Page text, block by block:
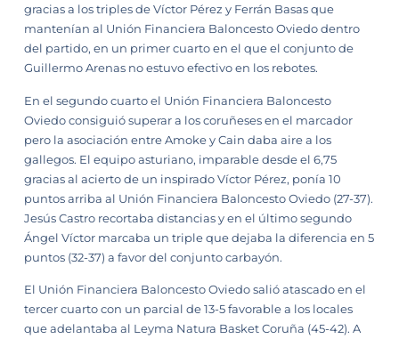
gracias a los triples de Víctor Pérez y Ferrán Basas que
mantenían al Unión Financiera Baloncesto Oviedo dentro
del partido, en un primer cuarto en el que el conjunto de
Guillermo Arenas no estuvo efectivo en los rebotes.
En el segundo cuarto el Unión Financiera Baloncesto
Oviedo consiguió superar a los coruñeses en el marcador
pero la asociación entre Amoke y Cain daba aire a los
gallegos. El equipo asturiano, imparable desde el 6,75
gracias al acierto de un inspirado Víctor Pérez, ponía 10
puntos arriba al Unión Financiera Baloncesto Oviedo (27-37).
Jesús Castro recortaba distancias y en el último segundo
Ángel Víctor marcaba un triple que dejaba la diferencia en 5
puntos (32-37) a favor del conjunto carbayón.
El Unión Financiera Baloncesto Oviedo salió atascado en el
tercer cuarto con un parcial de 13-5 favorable a los locales
que adelantaba al Leyma Natura Basket Coruña (45-42). A